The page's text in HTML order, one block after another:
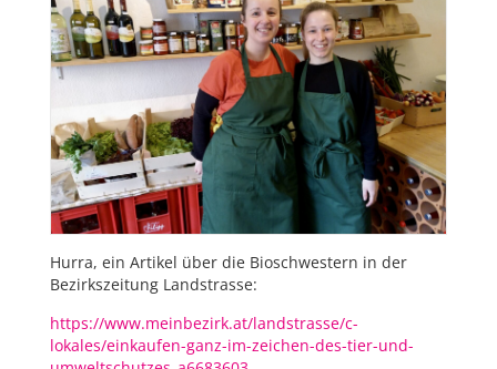
Zeichen
des
Tier-
und
Umweltschutzes
Hurra, ein Artikel über die Bioschwestern in der
Bezirkszeitung Landstrasse:
https://www.meinbezirk.at/landstrasse/c-
lokales/einkaufen-ganz-im-zeichen-des-tier-und-